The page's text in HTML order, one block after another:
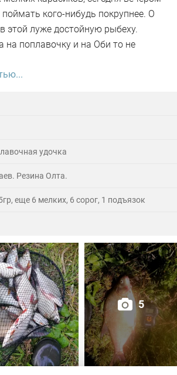
кого-нибудь покрупнее. О
этой луже достойную рыбеху.
на поплавочку и на Оби то не
спиннинг. Поймал 8 наников.
домой. удочка
Резина Олта.
еще 6 мелких, 6 сорог, 1 подъязок
5